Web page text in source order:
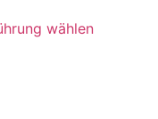
wählen